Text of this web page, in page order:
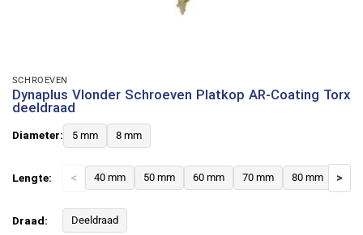
SCHROEVEN
Dynaplus Vlonder Schroeven Platkop AR-Coating Torx
deeldraad
Diameter: 5 mm 8 mm
Lengte: < 40 mm 50 mm 60 mm 70 mm 80 mm >
Draad: Deeldraad